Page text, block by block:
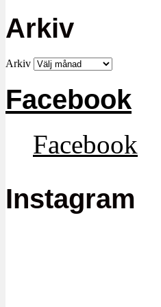
Arkiv
Arkiv
Facebook
Facebook
Instagram